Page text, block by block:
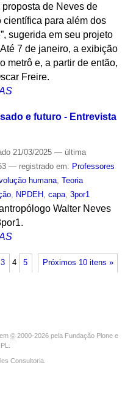
de Neves de
científica para além dos
sugerida em seu projeto
7 de janeiro, a exibição
metrô e, a partir de então,
Freire.
e futuro - Entrevista
21/03/2025 — última
— registrado em: Professores
humana, Teoria
, NPDEH, capa, 3por1
Walter Neves
Próximos 10 itens »
3 4 5
© 2000-2026 pela Fundação Plone e
Consultoria